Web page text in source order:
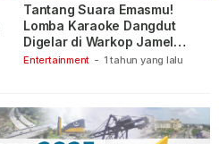
Entertainment - 1 tahun yang lalu
Tantang Suara Emasmu!
Lomba Karaoke Dangdut
Digelar di Warkop Jamel
Ganet